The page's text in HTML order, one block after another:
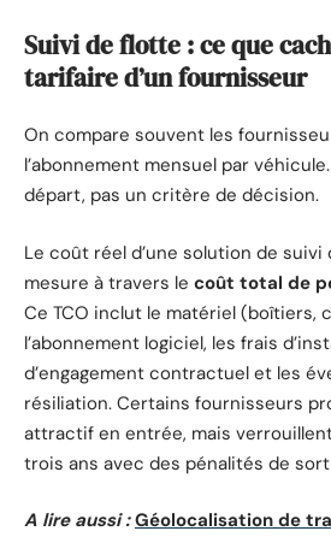
Suivi de flotte : ce que
tarifaire d’un fournisseur
On compare souvent les
l’abonnement mensuel par
départ, pas un critère de décision.
Le coût réel d’une solution de suivi
mesure à travers le coût total de
Ce TCO inclut le matériel (boîtiers,
l’abonnement logiciel, les frais
d’engagement contractuel et les
résiliation. Certains fournisseurs
attractif en entrée, mais
trois ans avec des pénalités de
A lire aussi : Géolocalisation de